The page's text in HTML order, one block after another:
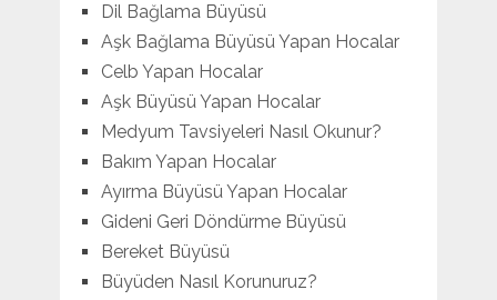
Dil Bağlama Büyüsü
Aşk Bağlama Büyüsü Yapan Hocalar
Celb Yapan Hocalar
Aşk Büyüsü Yapan Hocalar
Medyum Tavsiyeleri Nasıl Okunur?
Bakım Yapan Hocalar
Ayırma Büyüsü Yapan Hocalar
Gideni Geri Döndürme Büyüsü
Bereket Büyüsü
Büyüden Nasıl Korunuruz?